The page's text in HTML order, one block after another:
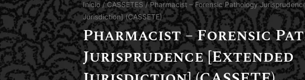
Início/CASSETES / Pharmacist – Forensic Pathology
Jurisdiction] (CASSETE)
Pharmacist – Forensic
Jurisprudence [Extended